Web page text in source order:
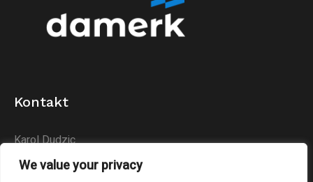
We value your privacy
Kontakt
Karol Dudzic
Huta Podłysica 24B
26-004 Bieliny